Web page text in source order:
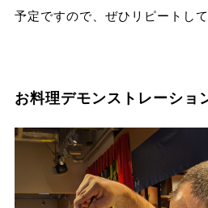
予定ですので、ぜひリピートし
お料理デモンストレーショ